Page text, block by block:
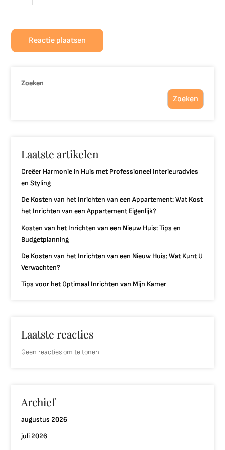
Zoeken
Zoeken
Laatste artikelen
Creëer Harmonie in Huis met Professioneel Interieuradvies
en Styling
De Kosten van het Inrichten van een Appartement: Wat Kost
het Inrichten van een Appartement Eigenlijk?
Kosten van het Inrichten van een Nieuw Huis: Tips en
Budgetplanning
De Kosten van het Inrichten van een Nieuw Huis: Wat Kunt U
Verwachten?
Tips voor het Optimaal Inrichten van Mijn Kamer
Laatste reacties
Geen reacties om te tonen.
Archief
augustus 2026
juli 2026